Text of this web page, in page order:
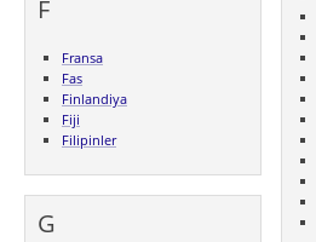
F
Fransa
Fas
Finlandiya
Fiji
Filipinler
G